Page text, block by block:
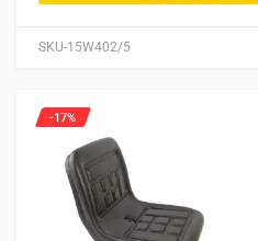
SKU-15W402/5
-17%